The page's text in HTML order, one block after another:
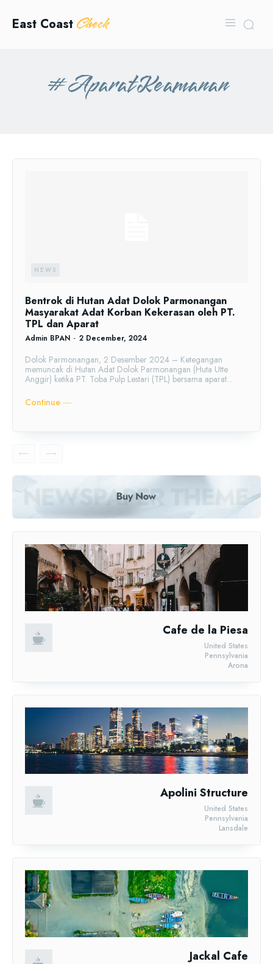
East Coast Check
#AparatKeamanan
NEWS
Bentrok di Hutan Adat Dolok Parmonangan
Masyarakat Adat Korban Kekerasan oleh PT.
TPL dan Aparat
Admin BPAN - 2 December, 2024
Dolok Parmonangan, 2 Desember 2024 – Ketegangan
memuncak di Hutan Adat Dolok Parmonangan (Huta Utte
Anggir) ketika PT. Toba Pulp Lestari (TPL) bersama aparat...
Continue ―
Cafe de la Piesa
Arona
Pennsylvania
United States
Apolini Structure
Lansdale
Pennsylvania
United States
Jackal Cafe